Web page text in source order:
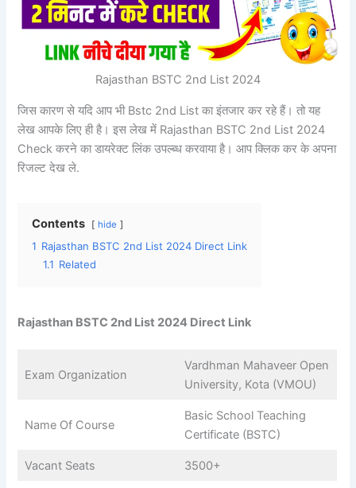
Rajasthan BSTC 2nd List 2024
जिस कारण से यदि आप भी Bstc 2nd List का इंतजार कर रहे हैं। तो यह
लेख आपके लिए ही है। इस लेख में Rajasthan BSTC 2nd List 2024
Check करने का डायरेक्ट लिंक उपल्ब्ध करवाया है। आप क्लिक कर के अपना
रिजल्ट देख ले.
Contents hide
1 Rajasthan BSTC 2nd List 2024 Direct Link
1.1 Related
Rajasthan BSTC 2nd List 2024 Direct Link
Exam Organization
Vardhman Mahaveer Open
University, Kota (VMOU)
Name Of Course
Basic School Teaching
Certificate (BSTC)
Vacant Seats 3500+